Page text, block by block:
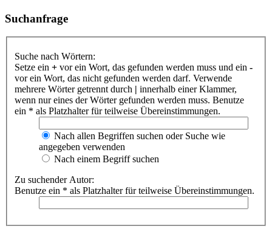
Suchanfrage
Suche nach Wörtern:
Setze ein + vor ein Wort, das gefunden werden muss und ein -
vor ein Wort, das nicht gefunden werden darf. Verwende
mehrere Wörter getrennt durch | innerhalb einer Klammer,
wenn nur eines der Wörter gefunden werden muss. Benutze
ein * als Platzhalter für teilweise Übereinstimmungen.
Nach allen Begriffen suchen oder Suche wie
angegeben verwenden
Nach einem Begriff suchen
Zu suchender Autor:
Benutze ein * als Platzhalter für teilweise Übereinstimmungen.